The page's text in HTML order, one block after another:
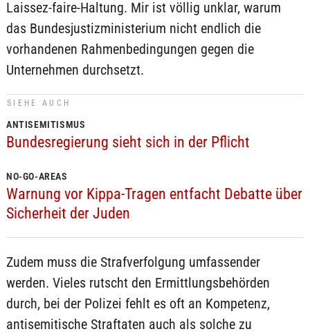
Laissez-faire-Haltung. Mir ist völlig unklar, warum
das Bundesjustizministerium nicht endlich die
vorhandenen Rahmenbedingungen gegen die
Unternehmen durchsetzt.
SIEHE AUCH
ANTISEMITISMUS
Bundesregierung sieht sich in der Pflicht
NO-GO-AREAS
Warnung vor Kippa-Tragen entfacht Debatte über
Sicherheit der Juden
Zudem muss die Strafverfolgung umfassender
werden. Vieles rutscht den Ermittlungsbehörden
durch, bei der Polizei fehlt es oft an Kompetenz,
antisemitische Straftaten auch als solche zu